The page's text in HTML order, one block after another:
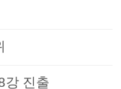
강 진출